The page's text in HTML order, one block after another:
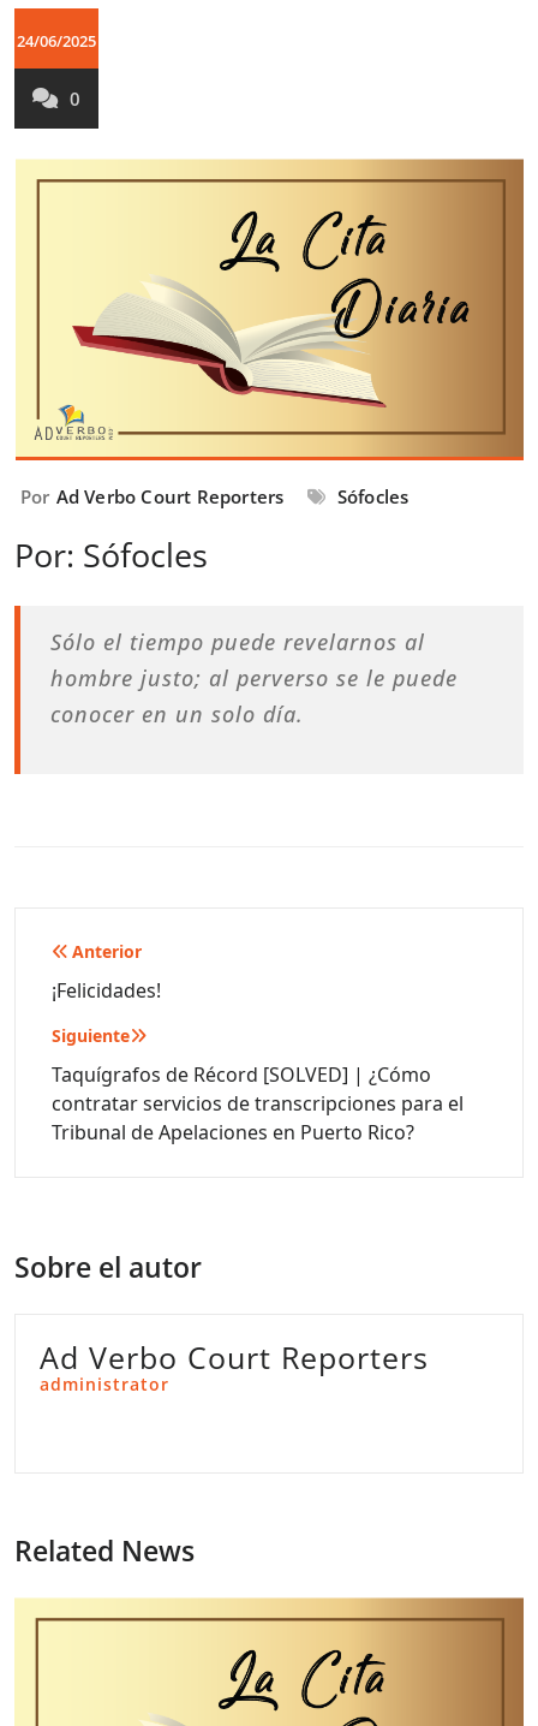
24/06/2025
0
Por Ad Verbo Court Reporters Sófocles
Por: Sófocles
Sólo el tiempo puede revelarnos al
hombre justo; al perverso se le puede
conocer en un solo día.
Navegación
de
entradas
Anterior
¡Felicidades!
Siguiente
Taquígrafos de Récord [SOLVED] | ¿Cómo
contratar servicios de transcripciones para el
Tribunal de Apelaciones en Puerto Rico?
Sobre el autor
Ad Verbo Court Reporters
administrator
Related News